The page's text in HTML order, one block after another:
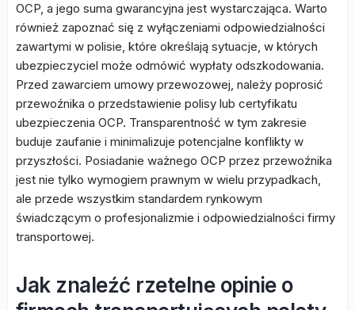
OCP, a jego suma gwarancyjna jest wystarczająca. Warto
również zapoznać się z wyłączeniami odpowiedzialności
zawartymi w polisie, które określają sytuacje, w których
ubezpieczyciel może odmówić wypłaty odszkodowania.
Przed zawarciem umowy przewozowej, należy poprosić
przewoźnika o przedstawienie polisy lub certyfikatu
ubezpieczenia OCP. Transparentność w tym zakresie
buduje zaufanie i minimalizuje potencjalne konflikty w
przyszłości. Posiadanie ważnego OCP przez przewoźnika
jest nie tylko wymogiem prawnym w wielu przypadkach,
ale przede wszystkim standardem rynkowym
świadczącym o profesjonalizmie i odpowiedzialności firmy
transportowej.
Jak znaleźć rzetelne opinie o